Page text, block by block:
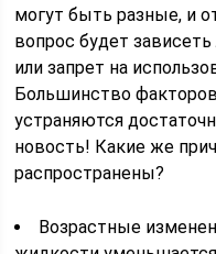
могут быть разные, и
вопрос будет
или запрет на
Большинство
устраняются
новость! Какие же
распространены?
Возрастные